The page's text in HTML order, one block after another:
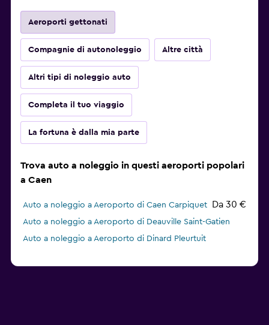
Aeroporti gettonati
Compagnie di autonoleggio Altre città
Altri tipi di noleggio auto
Completa il tuo viaggio
La fortuna è dalla mia parte
Trova auto a noleggio in questi aeroporti popolari
a Caen
Auto a noleggio a Aeroporto di Caen Carpiquet Da 30 €
Auto a noleggio a Aeroporto di Deauville Saint-Gatien
Auto a noleggio a Aeroporto di Dinard Pleurtuit